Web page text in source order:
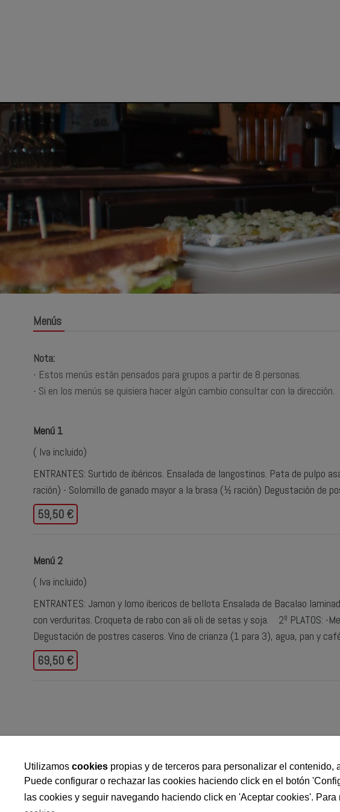
Menús
Nota:
- Estos menús están pensados para grupos a partir de 8 personas.
- Si en los menús se quisiera hacer algún cambio consultar con la dirección.
Menú 1
( Iva incluido)
ENTRANTES: Surtido de ibéricos. Ensalada de langostinos. Pata de pulpo
ración) - Solomillo de ganado mayor a la brasa (½ ración) Degustación de
59,50 €
Menú 2
( Iva incluido)
ENTRANTES: Jamon y lomo ibericos de bellota Ensalada de Bacalao
con verduritas. Croqueta de rabo con ali oli de setas y soja. 2º PLATOS:
Degustación de postres caseros. Vino de crianza (1 para 3), agua, pan y
69,50 €
Muskiz Sagardotegia
Utilizamoscookies propias y de terceros para personalizar el contenido,
Puede configurar o rechazar las cookies haciendo click en el botón
las cookies y seguir navegando haciendo click en 'Aceptar cookies'.